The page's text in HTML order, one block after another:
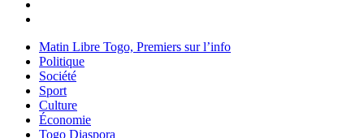
Matin Libre Togo, Premiers sur l’info
Politique
Société
Sport
Culture
Économie
Togo Diaspora